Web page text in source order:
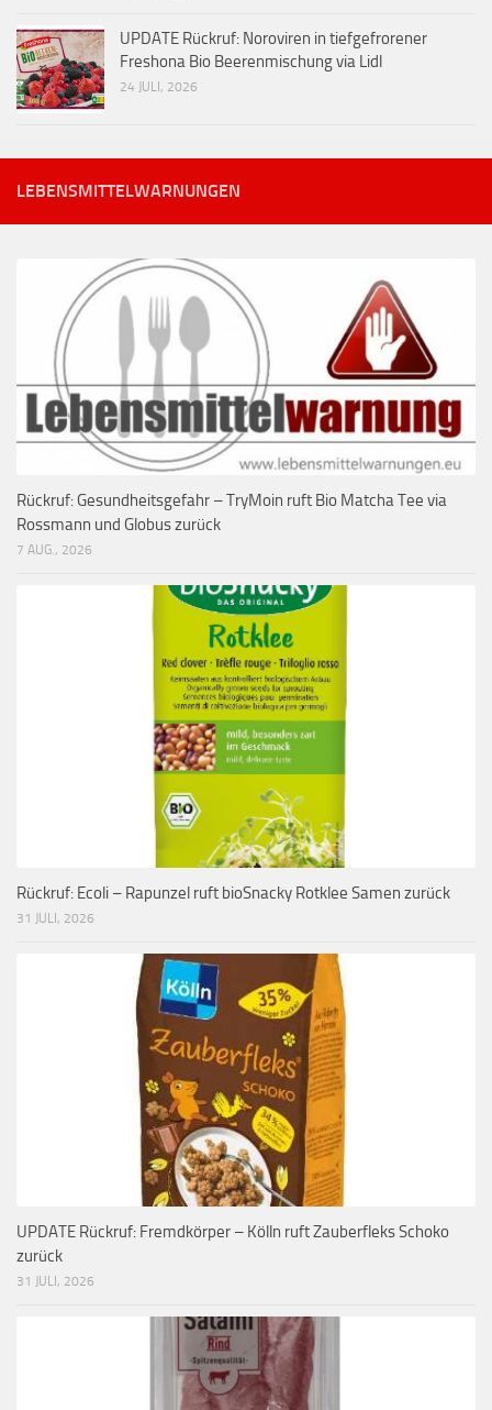
UPDATE Rückruf: Noroviren in tiefgefrorener
Freshona Bio Beerenmischung via Lidl
24 JULI, 2026
LEBENSMITTELWARNUNGEN
Rückruf: Gesundheitsgefahr – TryMoin ruft Bio Matcha Tee via
Rossmann und Globus zurück
7 AUG., 2026
Rückruf: Ecoli – Rapunzel ruft bioSnacky Rotklee Samen zurück
31 JULI, 2026
UPDATE Rückruf: Fremdkörper – Kölln ruft Zauberfleks Schoko
zurück
31 JULI, 2026